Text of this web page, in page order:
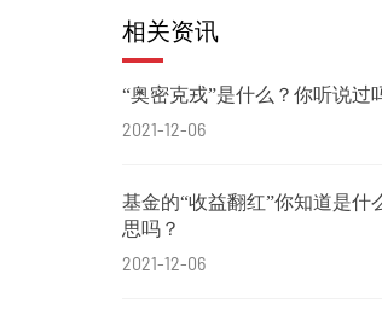
相关资讯
“奥密克戎”是什么？你听说过
2021-12-06
基金的“收益翻红”你知道是什
思吗？
2021-12-06